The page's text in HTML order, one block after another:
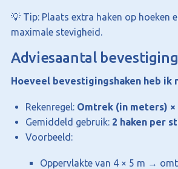
💡 Tip: Plaats extra haken op hoeken
maximale stevigheid.
Adviesaantal
Hoeveel bevestigingshaken heb ik
Rekenregel: Omtrek (in meters) ×
Gemiddeld gebruik: 2 haken per
Voorbeeld:
Oppervlakte van 4 × 5 m →